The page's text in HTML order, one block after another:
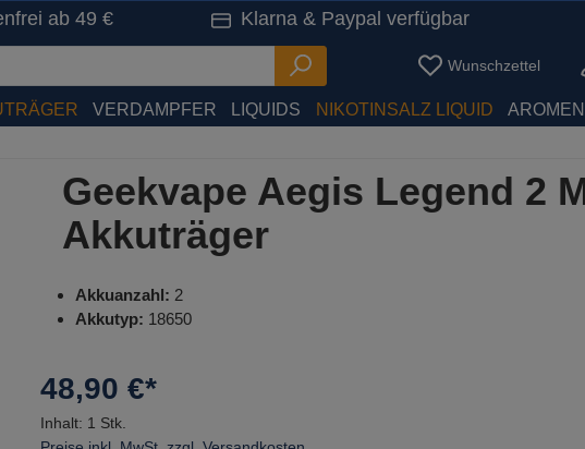
ab 49 € Klarna & Paypal verfügbar
Wunschzettel Du
VERDAMPFER LIQUIDS NIKOTINSALZ LIQUID AROMEN
Geekvape Aegis Legend 2
Akkuträger
Akkuanzahl: 2
Akkutyp: 18650
48,90 €*
Inhalt: 1 Stk.